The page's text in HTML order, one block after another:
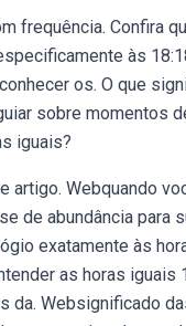
Confira
às
os. O que
sobre momentos
iguais?
Webquando
de abundância para
exatamente às
as horas
da. Websignificado